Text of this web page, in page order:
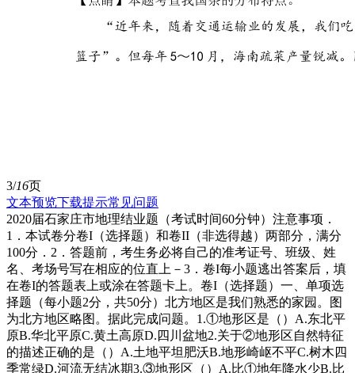
3/16页
文本预览下载提示常见问题
2020届石家庄市地理结业题（考试时间60分钟）注意事项．
1．本试卷分卷I（选择题）和卷II（非选得越）两部分，满分
100分．2．答题前，考生务必将自己的准考证号、班级、姓
名、考场号写在相应的位直上－3．卷I每小题逃出答案后，填
在卷I的答题表上或涂在答题卡上。卷I（选择题）一、单项选
择题（每小题2分，共50分）北方地区是我们熟悉的家园。图
为北方地区略图。据此完成问题。1.①地形区是（）A.东北平
原B.华北平原C.黄土高原D.四川盆地2.关于②地形区自然特征
的描述正确的是（）A.土地平坦肥沃B.地形崎岖不平C.树木四
季常绿D.河流无结冰期3.③地形区（）A.比①地年降水少B.比